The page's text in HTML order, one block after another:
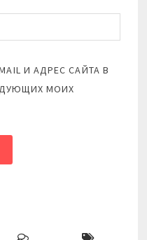
И АДРЕС САЙТА В
МОИХ